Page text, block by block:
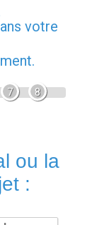
votre
7 8
ou la
: